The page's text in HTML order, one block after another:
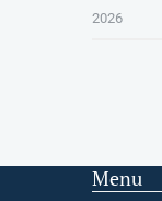
2026
Menu